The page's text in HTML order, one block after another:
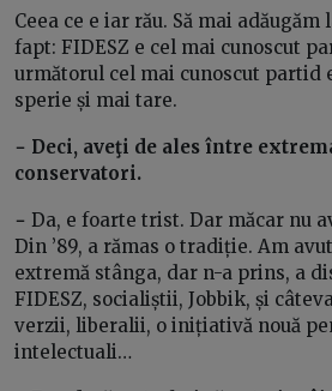
Ceea ce e iar rău. Să mai
fapt: FIDESZ e cel mai cunoscut
următorul cel mai cunoscut partid
sperie și mai tare.
− Deci, aveţi de ales între
conservatori.
− Da, e foarte trist. Dar măcar nu
Din ’89, a rămas o tradiție. Am
extremă stânga, dar n-a prins, a
FIDESZ, socialiștii, Jobbik, și
verzii, liberalii, o inițiativă nouă
intelectuali…